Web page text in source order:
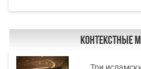
Контекстные
Три